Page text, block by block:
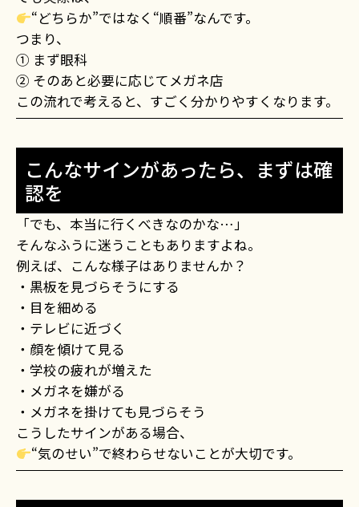
“どちらか”ではなく“順番”なんです。
つまり、
① まず眼科
② そのあと必要に応じてメガネ店
この流れで考えると、すごく分かりやすくなります。
こんなサインがあったら、まずは確
認を
「でも、本当に行くべきなのかな…」
そんなふうに迷うこともありますよね。
例えば、こんな様子はありませんか？
・黒板を見づらそうにする
・目を細める
・テレビに近づく
・顔を傾けて見る
・学校の疲れが増えた
・メガネを嫌がる
・メガネを掛けても見づらそう
こうしたサインがある場合、
“気のせい”で終わらせないことが大切です。